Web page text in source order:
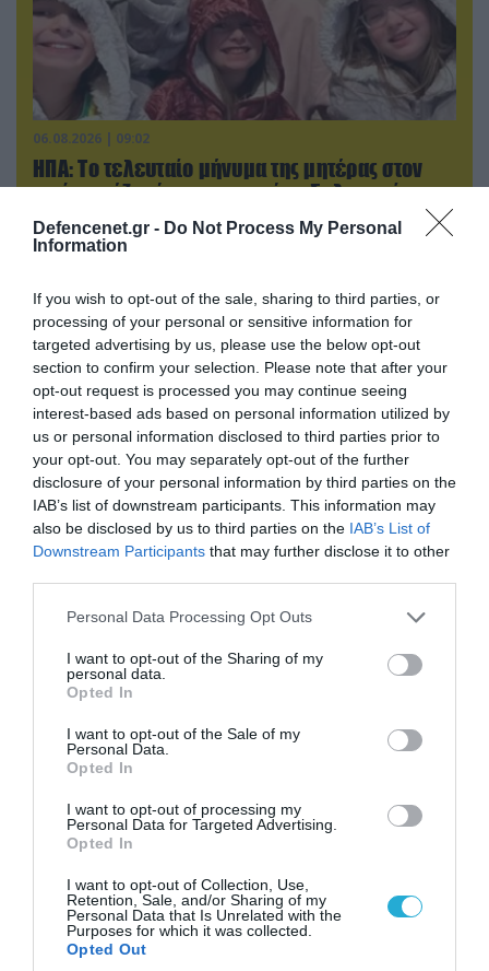
Defencenet.gr - Do Not Process My Personal
Information
If you wish to opt-out of the sale, sharing to third parties, or
processing of your personal or sensitive information for
targeted advertising by us, please use the below opt-out
section to confirm your selection. Please note that after your
opt-out request is processed you may continue seeing
interest-based ads based on personal information utilized by
us or personal information disclosed to third parties prior to
your opt-out. You may separately opt-out of the further
disclosure of your personal information by third parties on the
IAB’s list of downstream participants. This information may
also be disclosed by us to third parties on the IAB’s List of
Downstream Participants that may further disclose it to other
Please note that this website/app uses one or more Google
not limited to your visit or usage behaviour. You may click to
grant or deny consent to Google and its third-party tags to
use your data for below specified purposes in below Google
consent section.
Personal Data Processing Opt Outs
I want to opt-out of the Sharing of my
personal data.
Opted In
I want to opt-out of the Sale of my
Personal Data.
Opted In
I want to opt-out of processing my
Personal Data for Targeted Advertising.
Opted In
I want to opt-out of Collection, Use,
Retention, Sale, and/or Sharing of my
Personal Data that Is Unrelated with the
Purposes for which it was collected.
Opted Out
06.08.2026 | 09:02
ΗΠΑ: Το τελευταίο μήνυμα της μητέρας στον
πρώην σύζυγό της πριν από τη δολοφονία των
4 παιδιών τους – «Έχουν ίωση»
05.08.2026 | 22:02
Αδειάζουν το Κραματόρσκ οι Ουκρανοί:
Έκτακτη εκκένωση στην πόλη μετά την
αιφνιδιαστική προώθηση των Ρώσων (βίντεο)
06.08.2026 | 17:02
Ουκρανία: Αποκαλύφθηκε ο αριθμός των